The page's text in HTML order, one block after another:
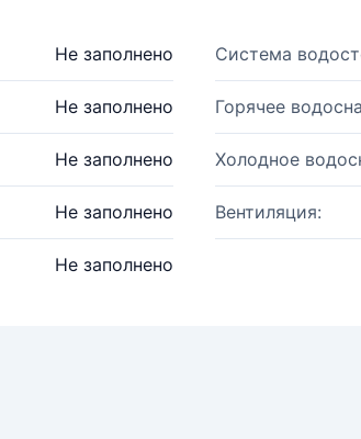
Не заполнено Система
Не заполнено Горячее
Не заполнено Холодное
Не заполнено Вентиляция:
Не заполнено